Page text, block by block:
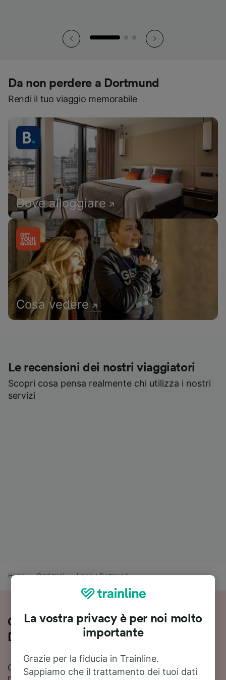
Da non perdere a Dortmund
Rendi il tuo viaggio memorabile
Dove alloggiare
Cosa vedere
Le recensioni dei nostri viaggiatori
Scopri cosa pensa realmente chi utilizza i nostri
servizi
Home Orari treni Lipsia a Dortmund
Guida al viaggio in treno da Lipsia a
Dortmund
Cerchi informazioni su come arrivare in treno a
La vostra privacy è per noi molto
importante
Grazie per la fiducia in Trainline.
Sappiamo che il trattamento dei tuoi dati